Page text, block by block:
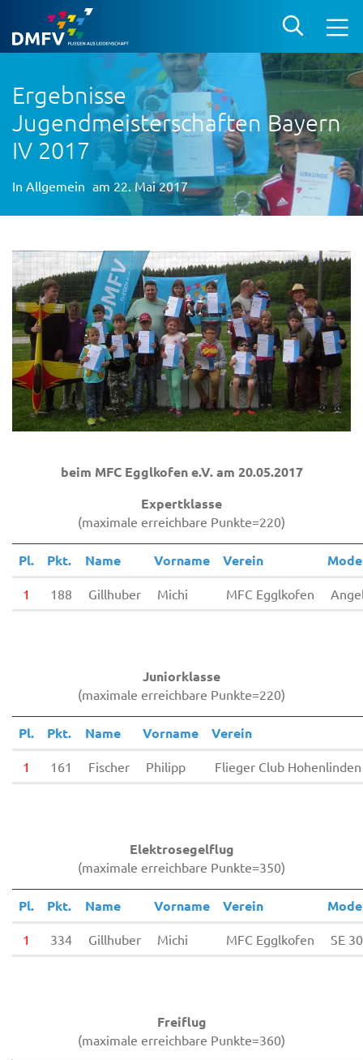
Ergebnisse
Jugendmeisterschaften Bayern
IV 2017
In Allgemein am 22. Mai 2017
beim MFC Egglkofen e.V. am 20.05.2017
Expertklasse
(maximale erreichbare Punkte=220)
Pl. Pkt. Name Vorname Verein
1 188 Gillhuber Michi MFC Egglkofen
Juniorklasse
(maximale erreichbare Punkte=220)
Pl. Pkt. Name Vorname Verein
1 161 Fischer Philipp Flieger Club Hohenlinden
Elektrosegelflug
(maximale erreichbare Punkte=350)
Pl. Pkt. Name Vorname Verein
1 334 Gillhuber Michi MFC Egglkofen SE
Freiflug
(maximale erreichbare Punkte=360)